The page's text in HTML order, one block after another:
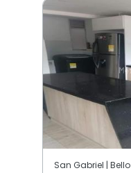
San Gabriel | Bello